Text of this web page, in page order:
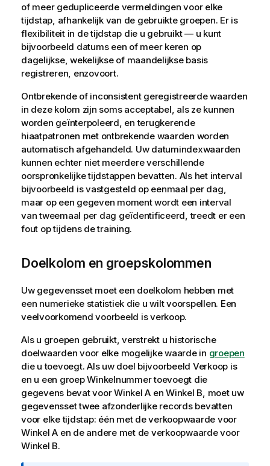
of meer gedupliceerde vermeldingen voor elke
tijdstap, afhankelijk van de gebruikte groepen. Er is
flexibiliteit in de tijdstap die u gebruikt — u kunt
bijvoorbeeld datums een of meer keren op
dagelijkse, wekelijkse of maandelijkse basis
registreren, enzovoort.
Ontbrekende of inconsistent geregistreerde waarden
in deze kolom zijn soms acceptabel, als ze kunnen
worden geïnterpoleerd, en terugkerende
hiaatpatronen met ontbrekende waarden worden
automatisch afgehandeld. Uw datumindexwaarden
kunnen echter niet meerdere verschillende
oorspronkelijke tijdstappen bevatten. Als het interval
bijvoorbeeld is vastgesteld op eenmaal per dag,
maar op een gegeven moment wordt een interval
van tweemaal per dag geïdentificeerd, treedt er een
fout op tijdens de training.
Doelkolom en groepskolommen
Uw gegevensset moet een doelkolom hebben met
een numerieke statistiek die u wilt voorspellen. Een
veelvoorkomend voorbeeld is verkoop.
Als u groepen gebruikt, verstrekt u historische
doelwaarden voor elke mogelijke waarde in groepen
die u toevoegt. Als uw doel bijvoorbeeld Verkoop is
en u een groep Winkelnummer toevoegt die
gegevens bevat voor Winkel A en Winkel B, moet uw
gegevensset twee afzonderlijke records bevatten
voor elke tijdstap: één met de verkoopwaarde voor
Winkel A en de andere met de verkoopwaarde voor
Winkel B.